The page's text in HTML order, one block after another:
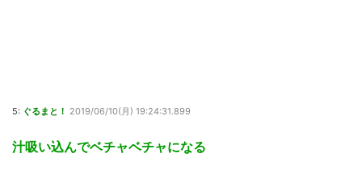
5: ぐるまと！ 2019/06/10(月) 19:24:31.899
汁吸い込んでベチャベチャになる